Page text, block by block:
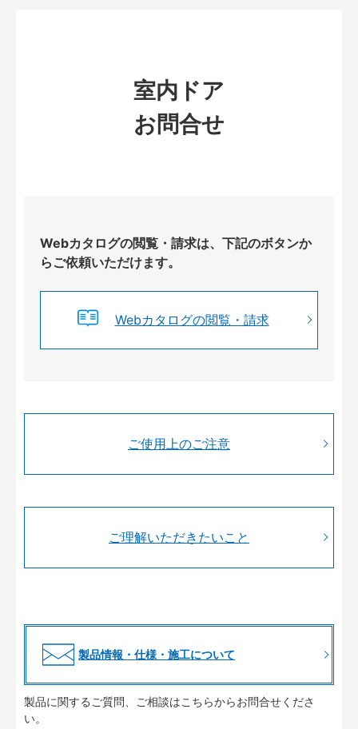
室内ドア
お問合せ
Webカタログの閲覧・請求は、下記のボタンか
らご依頼いただけます。
Webカタログの閲覧・請求
ご使用上のご注意
ご理解いただきたいこと
製品情報・仕様・施工について
製品に関するご質問、ご相談はこちらからお問合せくださ
い。